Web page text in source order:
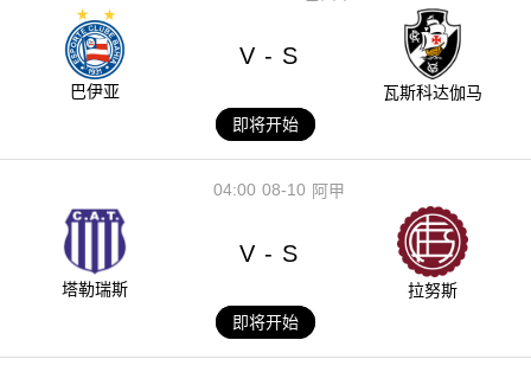
巴伊亚
V - S
瓦斯科达伽马
即将开始
08-10
04:00 阿甲
塔勒瑞斯
V - S
拉努斯
即将开始